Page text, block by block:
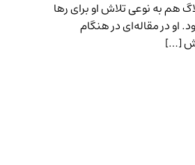
هم به نوعی تلاش او برای رها
او در مقاله‌ای در هنگام
[…]